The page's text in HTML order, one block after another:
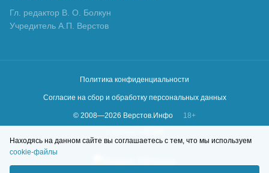
Гл. редактор В. О. Болкун
Учредитель А.П. Верстов
Политика конфиденциальности
Согласие на сбор и обработку персональных данных
© 2008—2026 Верстов.Инфо
18+
Находясь на данном сайте вы соглашаетесь с тем, что мы используем
cookie-файлы